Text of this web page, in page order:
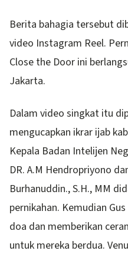
Berita bahagia tersebut
video Instagram Reel.
Close the Door ini
Jakarta.
Dalam video singkat itu
mengucapkan ikrar ijab
Kepala Badan Intelijen
DR. A.M Hendropriyono
Burhanuddin., S.H., MM
pernikahan. Kemudian
doa dan memberikan
untuk mereka berdua.